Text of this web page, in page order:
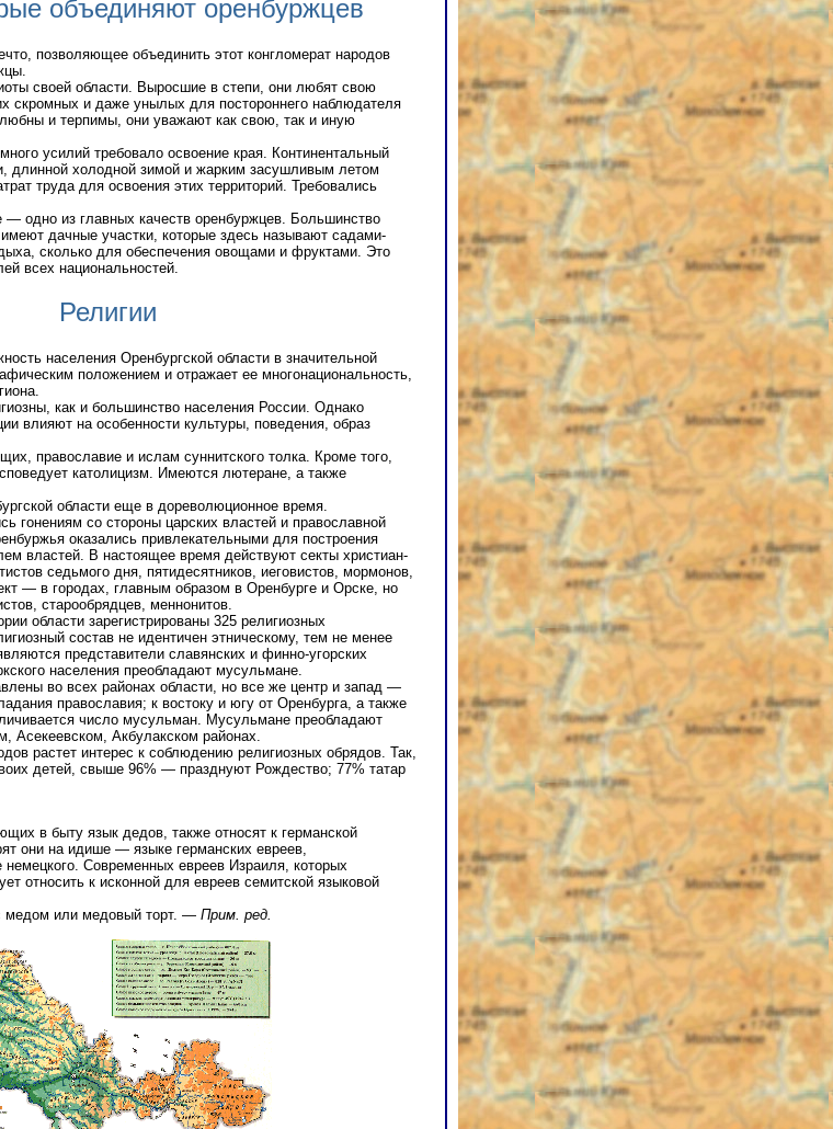
объединяют оренбуржцев
позволяющее объединить этот конгломерат народов
своей области. Выросшие в степи, они любят свою
скромных и даже унылых для постороннего наблюдателя
и терпимы, они уважают как свою, так и иную
усилий требовало освоение края. Континентальный
длинной холодной зимой и жарким засушливым летом
труда для освоения этих территорий. Требовались
одно из главных качеств оренбуржцев. Большинство
дачные участки, которые здесь называют садами-
сколько для обеспечения овощами и фруктами. Это
всех национальностей.
Религии
населения Оренбургской области в значительной
положением и отражает ее многонациональность,
как и большинство населения России. Однако
влияют на особенности культуры, поведения, образ
православие и ислам суннитского толка. Кроме того,
католицизм. Имеются лютеране, а также
области еще в дореволюционное время.
гонениям со стороны царских властей и православной
оказались привлекательными для построения
властей. В настоящее время действуют секты христиан-
седьмого дня, пятидесятников, иеговистов, мормонов,
— в городах, главным образом в Оренбурге и Орске, но
старообрядцев, меннонитов.
области зарегистрированы 325 религиозных
состав не идентичен этническому, тем не менее
представители славянских и финно-угорских
населения преобладают мусульмане.
во всех районах области, но все же центр и запад —
православия; к востоку и югу от Оренбурга, а также
число мусульман. Мусульмане преобладают
Асекеевском, Акбулакском районах.
растет интерес к соблюдению религиозных обрядов. Так,
детей, свыше 96% — празднуют Рождество; 77% татар
в быту язык дедов, также относят к германской
они на идише — языке германских евреев,
Современных евреев Израиля, которых
относить к исконной для евреев семитской языковой
медом или медовый торт. — Прим. ред.